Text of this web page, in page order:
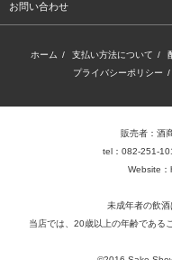
お問い合わせ
ホーム / 支払い方法について /
プライバシーポリシー /
販売者：酒
tel：082-251-
Website：
未成年者の飲酒
当店では、20歳以上の年齢である